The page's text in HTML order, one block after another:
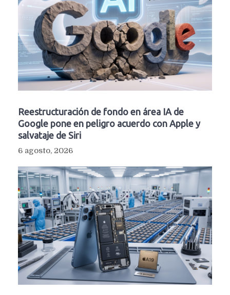
Reestructuración de fondo en área IA de
Google pone en peligro acuerdo con Apple y
salvataje de Siri
6 agosto, 2026